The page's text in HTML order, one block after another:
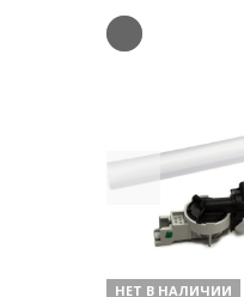
Previous
НЕТ В НАЛИЧИИ